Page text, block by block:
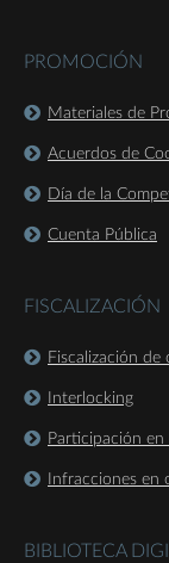
PROMOCIÓN
Materiales de
Acuerdos de
Día de la
Cuenta Pública
FISCALIZACIÓN
Fiscalización de
Interlocking
Participación
Infracciones en
BIBLIOTECA